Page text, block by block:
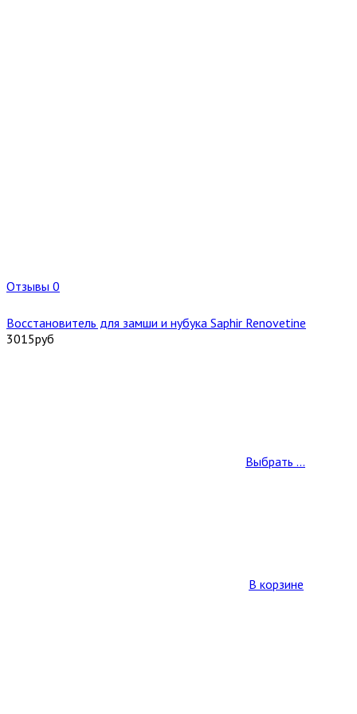
Отзывы 0
Восстановитель для замши и нубука Saphir Renovetine
3015руб
Выбрать ...
В корзине